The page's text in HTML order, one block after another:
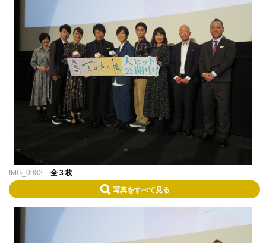
IMG_0982 全 3 枚
写真をすべて見る